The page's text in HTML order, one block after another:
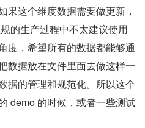
果这个维度数据需要做更新，
的生产过程中不太建议使用
度，希望所有的数据都能够通
数据放在文件里面去做这样一
据的管理和规范化。所以这个
demo 的时候，或者一些测试